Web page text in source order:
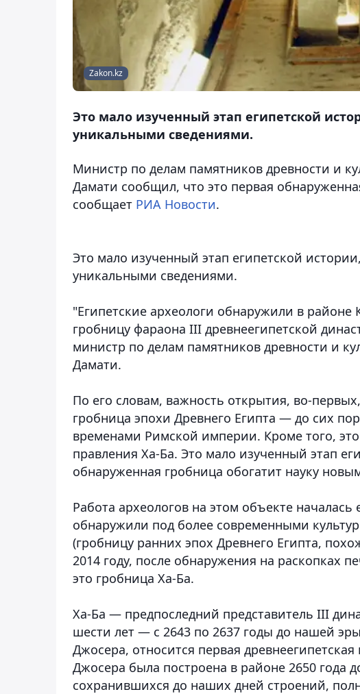
Zakon.kz
Это мало изученный этап египетской
уникальными сведениями.
Министр по делам памятников древности и
Дамати сообщил, что это первая
сообщает РИА Новости.
Это мало изученный этап египетской
уникальными сведениями.
"Египетские археологи обнаружили в районе
гробницу фараона III древнеегипетской
министр по делам памятников древности и
Дамати.
По его словам, важность открытия, во-
гробница эпохи Древнего Египта — до сих
временами Римской империи. Кроме того,
правления Ха-Ба. Это мало изученный этап
обнаруженная гробница обогатит науку
Работа археологов на этом объекте
обнаружили под более современными
(гробницу ранних эпох Древнего Египта,
2014 году, после обнаружения на раскопках
это гробница Ха-Ба.
Ха-Ба — предпоследний представитель III
шести лет — с 2643 по 2637 годы до нашей
Джосера, относится первая
Джосера была построена в районе 2650 года
сохранившихся до наших дней строений,